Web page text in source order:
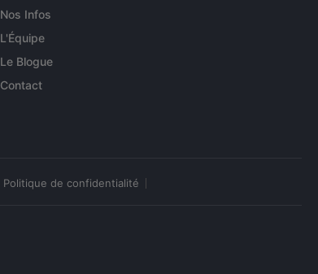
Nos Infos
L'Équipe
Le Blogue
Contact
Politique de confidentialité